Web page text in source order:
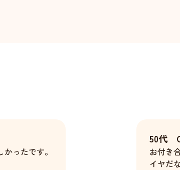
ったです。
50代
お付き
イヤだ